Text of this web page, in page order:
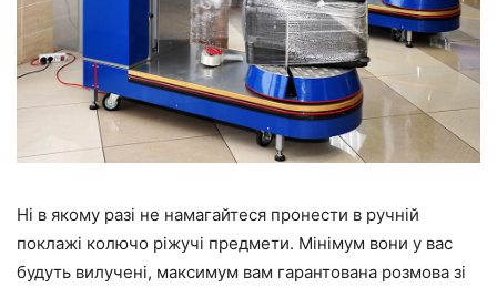
Ні в якому разі не намагайтеся пронести в ручній
поклажі колючо ріжучі предмети. Мінімум вони у вас
будуть вилучені, максимум вам гарантована розмова зі